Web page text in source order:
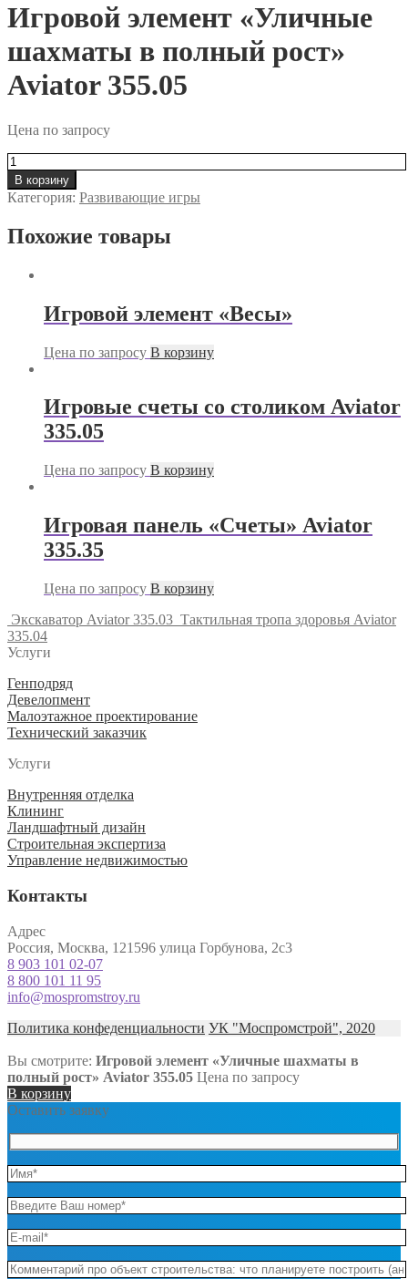
Игровой элемент «Уличные
шахматы в полный рост»
Aviator 355.05
Цена по запросу
Количество
товара
Игровой
элемент
«Уличные
шахматы
полный
Aviator
355.05
В корзину
Категория: Развивающие игры
Похожие товары
Игровой элемент «Весы»
Цена по запросу В корзину
Игровые счеты со столиком Aviator
335.05
Цена по запросу В корзину
Игровая панель «Счеты» Aviator
335.35
Цена по запросу В корзину
Экскаватор Aviator 335.03 Тактильная тропа здоровья Aviator
335.04
Услуги
Генподряд
Девелопмент
Малоэтажное проектирование
Технический заказчик
Услуги
Внутренняя отделка
Клининг
Ландшафтный дизайн
Строительная экспертиза
Управление недвижимостью
Контакты
Адрес
Россия, Москва, 121596 улица Горбунова, 2с3
8 903 101 02-07
8 800 101 11 95
info@mospromstroy.ru
Политика конфеденциальности УК "Моспромстрой", 2020
Вы смотрите: Игровой элемент «Уличные шахматы в
полный рост» Aviator 355.05 Цена по запросу
В корзину
Оставить заявку